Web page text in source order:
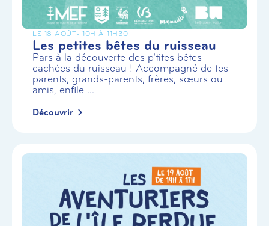
LE 18 AOÛT- 10H À 11H30
Les petites bêtes du ruisseau
Pars à la découverte des p’tites bêtes
cachées du ruisseau ! Accompagné de tes
parents, grands-parents, frères, sœurs ou
amis, enfile ...
Découvrir